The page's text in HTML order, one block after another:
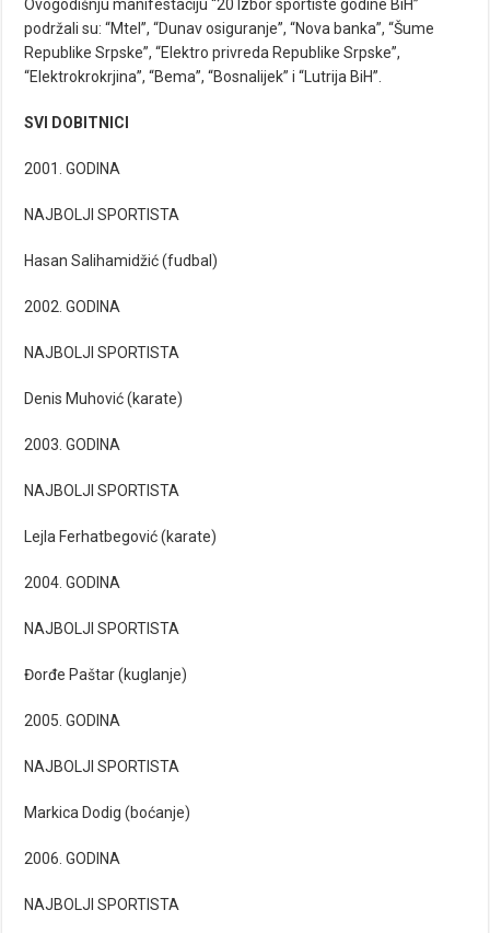
Ovogodišnju manifestaciju “20 Izbor sportiste godine BiH”
podržali su: “Mtel”, “Dunav osiguranje”, “Nova banka”, “Šume
Republike Srpske”, “Elektro privreda Republike Srpske”,
“Elektrokrokrjina”, “Bema”, “Bosnalijek” i “Lutrija BiH”.
SVI DOBITNICI
2001. GODINA
NAJBOLJI SPORTISTA
Hasan Salihamidžić (fudbal)
2002. GODINA
NAJBOLJI SPORTISTA
Denis Muhović (karate)
2003. GODINA
NAJBOLJI SPORTISTA
Lejla Ferhatbegović (karate)
2004. GODINA
NAJBOLJI SPORTISTA
Đorđe Paštar (kuglanje)
2005. GODINA
NAJBOLJI SPORTISTA
Markica Dodig (boćanje)
2006. GODINA
NAJBOLJI SPORTISTA